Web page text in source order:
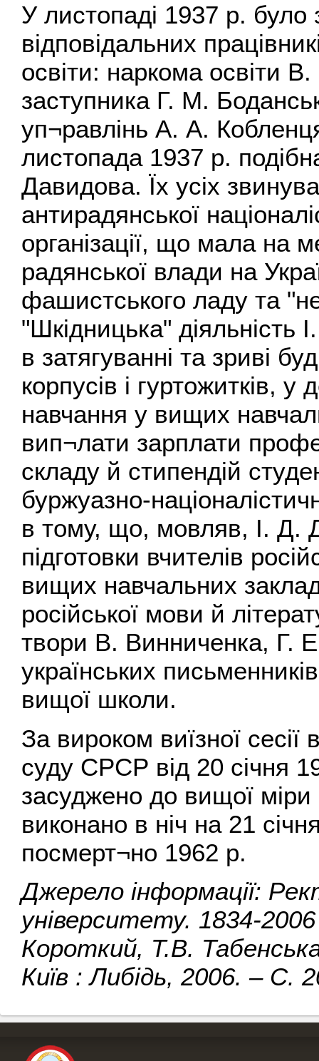
У листопаді 1937 р. було
відповідальних
освіти: наркома освіти
заступника Г. М.
уп¬равлінь А. А.
листопада 1937 р.
Давидова. Їх усіх
антирадянської
організації, що мала на
радянської влади на
фашистського ладу та
"Шкідницька" діяльність
в затягуванні та зриві
корпусів і гуртожитків, у
навчання у вищих
вип¬лати зарплати
складу й стипендій
буржуазно-
в тому, що, мовляв, І. Д.
підготовки вчителів
вищих навчальних
російської мови й
твори В. Винниченка, Г.
українських
вищої школи.
За вироком виїзної сесії
суду СРСР від 20 січня
засуджено до вищої міри
виконано в ніч на 21
посмерт¬но 1962 р.
Джерело інформації:
університету. 1834-
Короткий, Т.В.
Київ : Либідь, 2006. – С.